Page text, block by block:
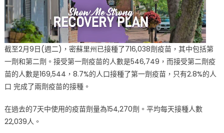
了
疫
苗〉
中
截至2月9日(週二)，密蘇里州已接種了716,038劑疫苗，其中包括第
一劑和第二劑。接受第一劑疫苗的人數是546,749，而接受第二劑疫
苗的人數是169,544，8.7%的人口接種了第一劑疫苗，只有2.8%的人
口 完成了兩劑疫苗的接種。
在過去的7天中使用的疫苗劑量為154,270劑。平均每天接種人數
22,039人。